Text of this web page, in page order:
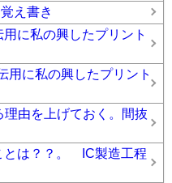
え書き
に私の興したプリント
に私の興したプリント
由を上げておく。間抜
とは？？。 IC製造工程